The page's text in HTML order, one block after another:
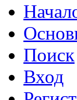
Поиск
Вход